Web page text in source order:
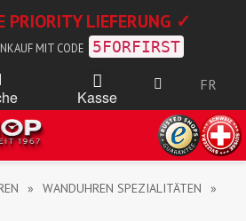
PRIORITY LIEFERUNG ✓
MIT CODE 5FORFIRST
Kasse
FR
WANDUHREN SPEZIALITÄTEN